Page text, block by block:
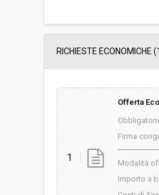
RICHIESTE ECONOMICHE
1
Offerta
Firma
Modalità
Importo a